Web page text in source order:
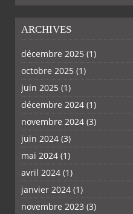
ARCHIVES
décembre 2025 (1)
octobre 2025 (1)
juin 2025 (1)
décembre 2024 (1)
novembre 2024 (3)
juin 2024 (3)
mai 2024 (1)
avril 2024 (1)
janvier 2024 (1)
novembre 2023 (3)